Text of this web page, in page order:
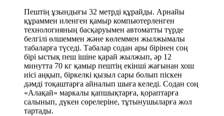
Пештің ұзындығы 32 метрді құрайды. Арнайы
құраммен иленген қамыр компьютерленген
технологияның басқаруымен автоматты түрде
белгілі өлшеммен және көлеммен жылжымалы
табаларға түседі. Табалар содан ары бірінен соң
бірі ыстық пеш ішіне қарай жылжып, әр 12
минутта 70 кг қамыр пештің екінші жағынан хош
иісі аңқып, біркелкі қызыл сары болып піскен
дәмді тоқаштарға айналып шыға келеді. Содан соң
«Алақай» маркалы қапшықтарға, қораптарға
салынып, дүкен сөрелеріне, тұтынушыларға жол
тартады.